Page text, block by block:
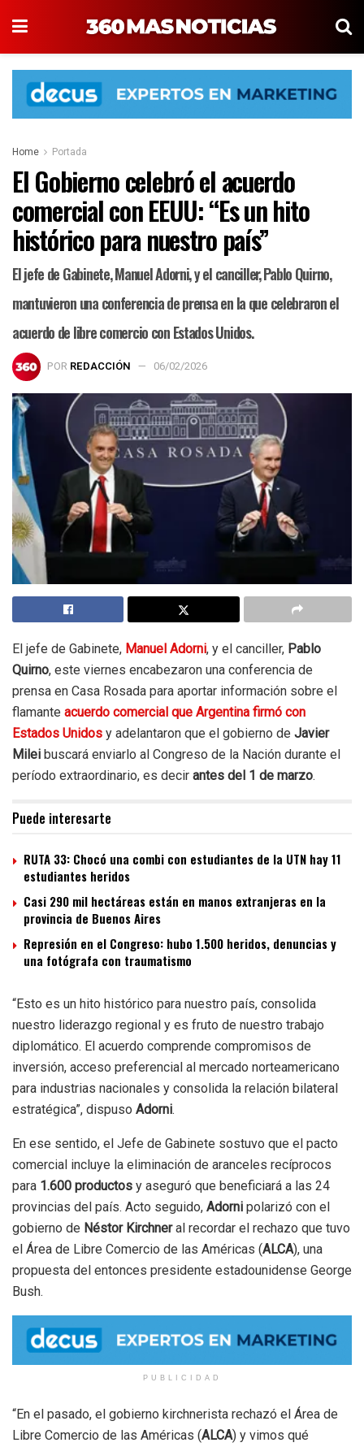
Home Portada
El Gobierno celebró el acuerdo
comercial con EEUU: “Es un hito
histórico para nuestro país”
El jefe de Gabinete, Manuel Adorni, y el canciller, Pablo Quirno,
mantuvieron una conferencia de prensa en la que celebraron el
acuerdo de libre comercio con Estados Unidos.
POR REDACCIÓN 06/02/2026
El jefe de Gabinete, Manuel Adorni, y el canciller, Pablo
Quirno, este viernes encabezaron una conferencia de
prensa en Casa Rosada para aportar información sobre el
flamante acuerdo comercial que Argentina firmó con
Estados Unidos y adelantaron que el gobierno de Javier
Milei buscará enviarlo al Congreso de la Nación durante el
período extraordinario, es decir antes del 1 de marzo.
Puede interesarte
RUTA 33: Chocó una combi con estudiantes de la UTN hay 11
estudiantes heridos
Casi 290 mil hectáreas están en manos extranjeras en la
provincia de Buenos Aires
Represión en el Congreso: hubo 1.500 heridos, denuncias y
una fotógrafa con traumatismo
“Esto es un hito histórico para nuestro país, consolida
nuestro liderazgo regional y es fruto de nuestro trabajo
diplomático. El acuerdo comprende compromisos de
inversión, acceso preferencial al mercado norteamericano
para industrias nacionales y consolida la relación bilateral
estratégica”, dispuso Adorni.
En ese sentido, el Jefe de Gabinete sostuvo que el pacto
comercial incluye la eliminación de aranceles recíprocos
para 1.600 productos y aseguró que beneficiará a las 24
provincias del país. Acto seguido, Adorni polarizó con el
gobierno de Néstor Kirchneral recordar el rechazo que tuvo
el Área de Libre Comercio de las Américas (ALCA), una
propuesta del entonces presidente estadounidense George
Bush.
PUBLICIDAD
“En el pasado, el gobierno kirchnerista rechazó el Área de
Libre Comercio de las Américas (ALCA) y vimos qué